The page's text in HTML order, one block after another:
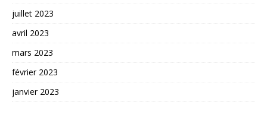
juillet 2023
avril 2023
mars 2023
février 2023
janvier 2023